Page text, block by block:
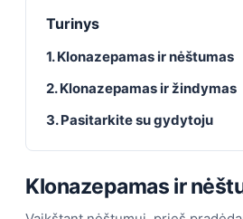
Turinys
1. Klonazepamas ir nėštumas
2. Klonazepamas ir žindymas
3. Pasitarkite su gydytoju
Klonazepamas ir